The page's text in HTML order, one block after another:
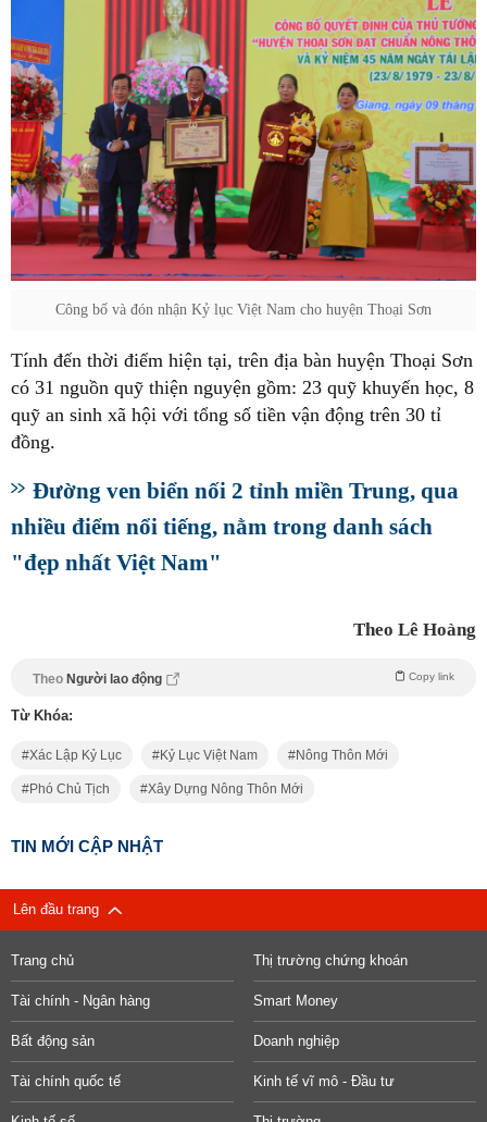
Công bố và đón nhận Kỷ lục Việt Nam cho huyện Thoại Sơn
Tính đến thời điểm hiện tại, trên địa bàn huyện Thoại Sơn
có 31 nguồn quỹ thiện nguyện gồm: 23 quỹ khuyến học, 8
quỹ an sinh xã hội với tổng số tiền vận động trên 30 tỉ
đồng.
Đường ven biển nối 2 tỉnh miền Trung, qua
nhiều điểm nổi tiếng, nằm trong danh sách
"đẹp nhất Việt Nam"
Theo Lê Hoàng
Theo Người lao động Copy link
Từ Khóa:
Xác Lập Kỷ Lục Kỷ Lục Việt Nam Nông Thôn Mới
Phó Chủ Tịch Xây Dựng Nông Thôn Mới
TIN MỚI CẬP NHẬT
Lên đầu trang
Trang chủ Thị trường chứng khoán
Tài chính - Ngân hàng Smart Money
Bất động sản Doanh nghiệp
Tài chính quốc tế Kinh tế vĩ mô - Đầu tư